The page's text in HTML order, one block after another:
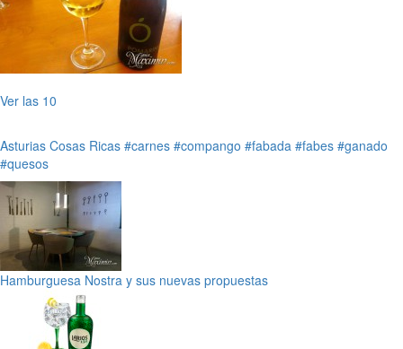
Ver las 10
Asturias Cosas Ricas #carnes #compango #fabada #fabes #ganado
#quesos
Hamburguesa Nostra y sus nuevas propuestas